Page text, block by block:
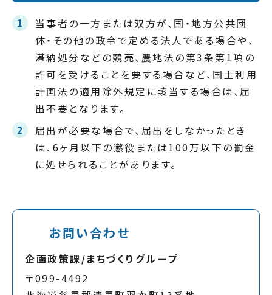
当事者の一方または双方が、国・地方公共団
体・その他の政令で定める法人である場合や、
滞納処分などの競売、農地法の第3条第1項の
許可を受けることを要する場合など、国土利用
計画法の適用除外規定に該当する場合は、届
出不要となります。
届出が必要な場合で、届出をしなかったとき
は、6ヶ月以下の懲役または100万以下の罰金
に処せられることがあります。
お問い合わせ
企画政策課/まちづくりグループ
〒099-4492